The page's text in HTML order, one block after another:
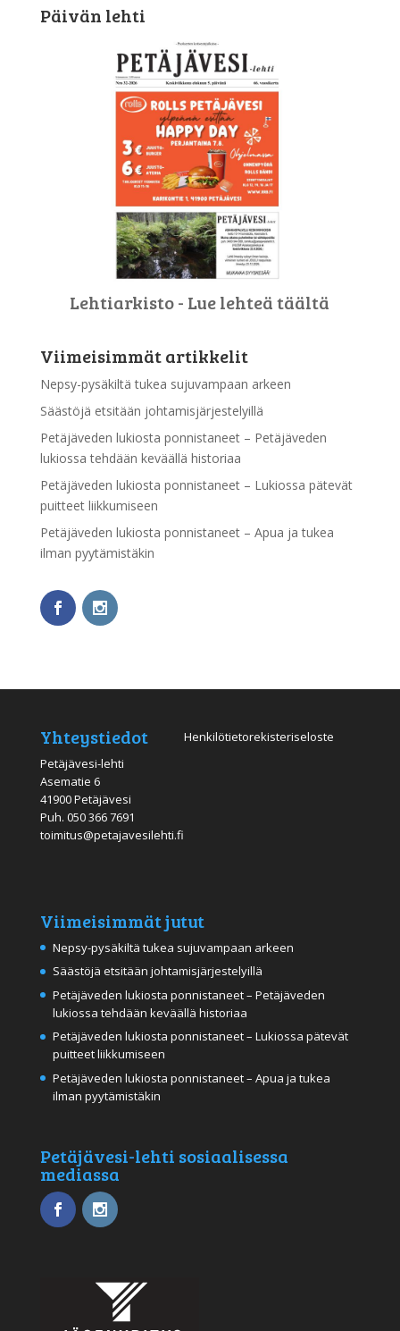
Päivän lehti
Lehtiarkisto - Lue lehteä täältä
Viimeisimmät artikkelit
Nepsy-pysäkiltä tukea sujuvampaan arkeen
Säästöjä etsitään johtamisjärjestelyillä
Petäjäveden lukiosta ponnistaneet – Petäjäveden
lukiossa tehdään keväällä historiaa
Petäjäveden lukiosta ponnistaneet – Lukiossa pätevät
puitteet liikkumiseen
Petäjäveden lukiosta ponnistaneet – Apua ja tukea
ilman pyytämistäkin
Yhteystiedot
Petäjävesi-lehti
Asematie 6
41900 Petäjävesi
Puh. 050 366 7691
toimitus@petajavesilehti.fi
Henkilötietorekisteriseloste
Viimeisimmät jutut
Nepsy-pysäkiltä tukea sujuvampaan arkeen
Säästöjä etsitään johtamisjärjestelyillä
Petäjäveden lukiosta ponnistaneet – Petäjäveden
lukiossa tehdään keväällä historiaa
Petäjäveden lukiosta ponnistaneet – Lukiossa pätevät
puitteet liikkumiseen
Petäjäveden lukiosta ponnistaneet – Apua ja tukea
ilman pyytämistäkin
Petäjävesi-lehti sosiaalisessa
mediassa